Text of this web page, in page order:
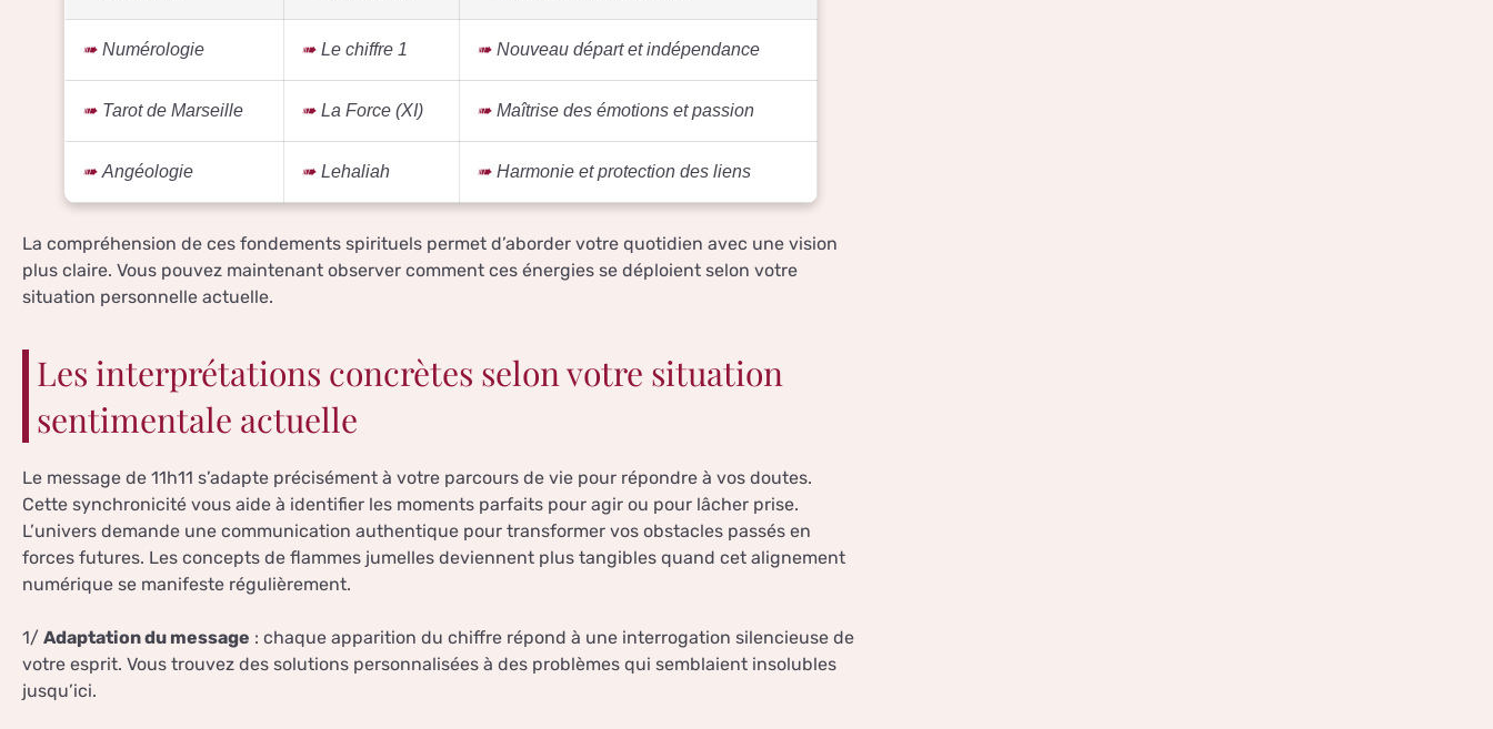
Numérologie Le chiffre 1 Nouveau départ et indépendance
Tarot de Marseille La Force (XI) Maîtrise des émotions et passion
Angéologie Lehaliah Harmonie et protection des liens
La compréhension de ces fondements spirituels permet d’aborder votre quotidien avec une vision
plus claire. Vous pouvez maintenant observer comment ces énergies se déploient selon votre
situation personnelle actuelle.
Les interprétations concrètes selon votre situation
sentimentale actuelle
Le message de 11h11 s’adapte précisément à votre parcours de vie pour répondre à vos doutes.
Cette synchronicité vous aide à identifier les moments parfaits pour agir ou pour lâcher prise.
L’univers demande une communication authentique pour transformer vos obstacles passés en
forces futures. Les concepts de flammes jumelles deviennent plus tangibles quand cet alignement
numérique se manifeste régulièrement.
1/ Adaptation du message : chaque apparition du chiffre répond à une interrogation silencieuse de
votre esprit. Vous trouvez des solutions personnalisées à des problèmes qui semblaient insolubles
jusqu’ici.